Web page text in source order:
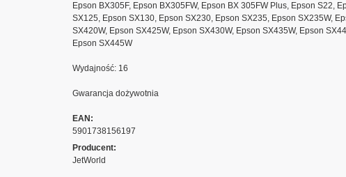
Epson BX305F, Epson BX305FW, Epson BX 305FW Plus, Epson S22,
SX125, Epson SX130, Epson SX230, Epson SX235, Epson SX235W,
SX420W, Epson SX425W, Epson SX430W, Epson SX435W, Epson
Epson SX445W
Wydajność: 16
Gwarancja dożywotnia
EAN:
5901738156197
Producent:
JetWorld